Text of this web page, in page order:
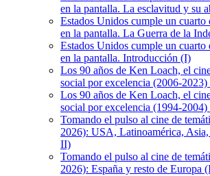
en la pantalla. La esclavitud y su
Estados Unidos cumple un
en la pantalla. La Guerra de la
Estados Unidos cumple un
en la pantalla. Introducción (I)
Los 90 años de Ken Loach, el
social por excelencia (2006-
Los 90 años de Ken Loach, el
social por excelencia (1994-
Tomando el pulso al cine de
2026): USA, Latinoamérica,
II)
Tomando el pulso al cine de
2026): España y resto de Europa